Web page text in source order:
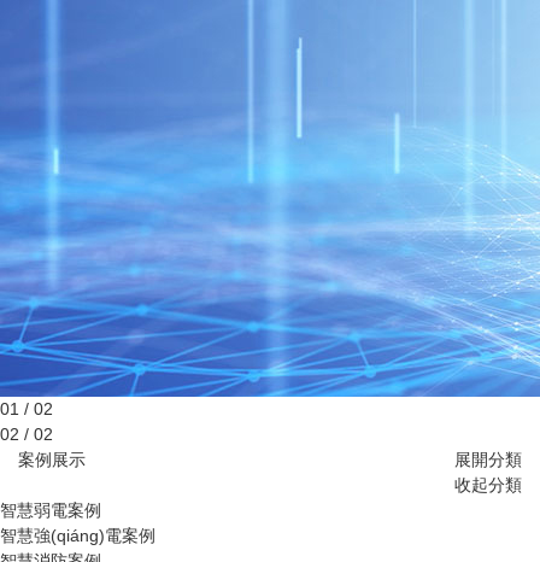
01 / 02
02 / 02
案例展示
展開分類
收起分類
智慧弱電案例
智慧強(qiáng)電案例